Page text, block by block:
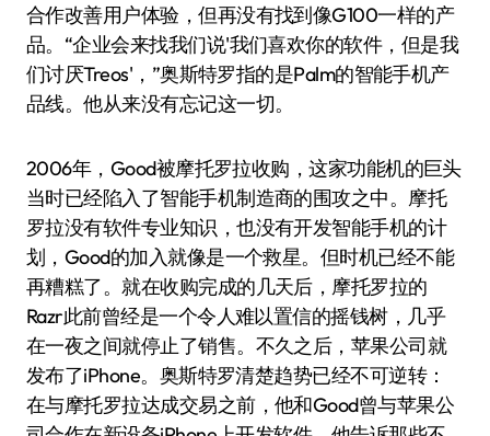
合作改善用户体验，但再没有找到像G100一样的产
品。“企业会来找我们说'我们喜欢你的软件，但是我
们讨厌Treos'，”奥斯特罗指的是Palm的智能手机产
品线。他从来没有忘记这一切。
2006年，Good被摩托罗拉收购，这家功能机的巨头
当时已经陷入了智能手机制造商的围攻之中。摩托
罗拉没有软件专业知识，也没有开发智能手机的计
划，Good的加入就像是一个救星。但时机已经不能
再糟糕了。就在收购完成的几天后，摩托罗拉的
Razr此前曾经是一个令人难以置信的摇钱树，几乎
在一夜之间就停止了销售。不久之后，苹果公司就
发布了iPhone。奥斯特罗清楚趋势已经不可逆转：
在与摩托罗拉达成交易之前，他和Good曾与苹果公